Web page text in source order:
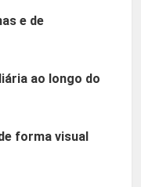
e de
ao longo do
forma visual